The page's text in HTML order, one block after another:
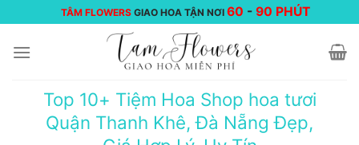
đến
nội
TÂM FLOWERS GIAO HOA TẬN NƠI 60 -90 PHÚT
Top 10+ Tiệm Hoa Shop hoa tươi
Quận Thanh Khê, Đà Nẵng Đẹp,